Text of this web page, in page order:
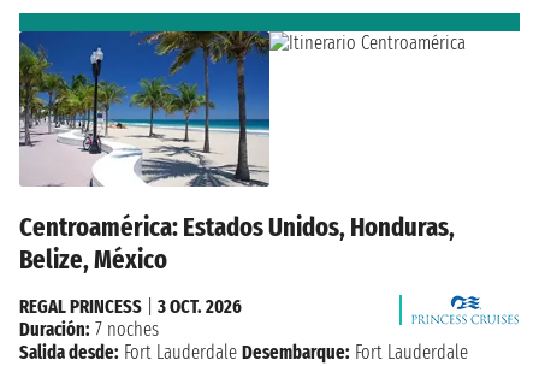
Centroamérica: Estados Unidos, Honduras,
Belize, México
REGAL PRINCESS
3 OCT. 2026
Duración: 7 noches
Salida desde: Fort Lauderdale Desembarque: Fort Lauderdale